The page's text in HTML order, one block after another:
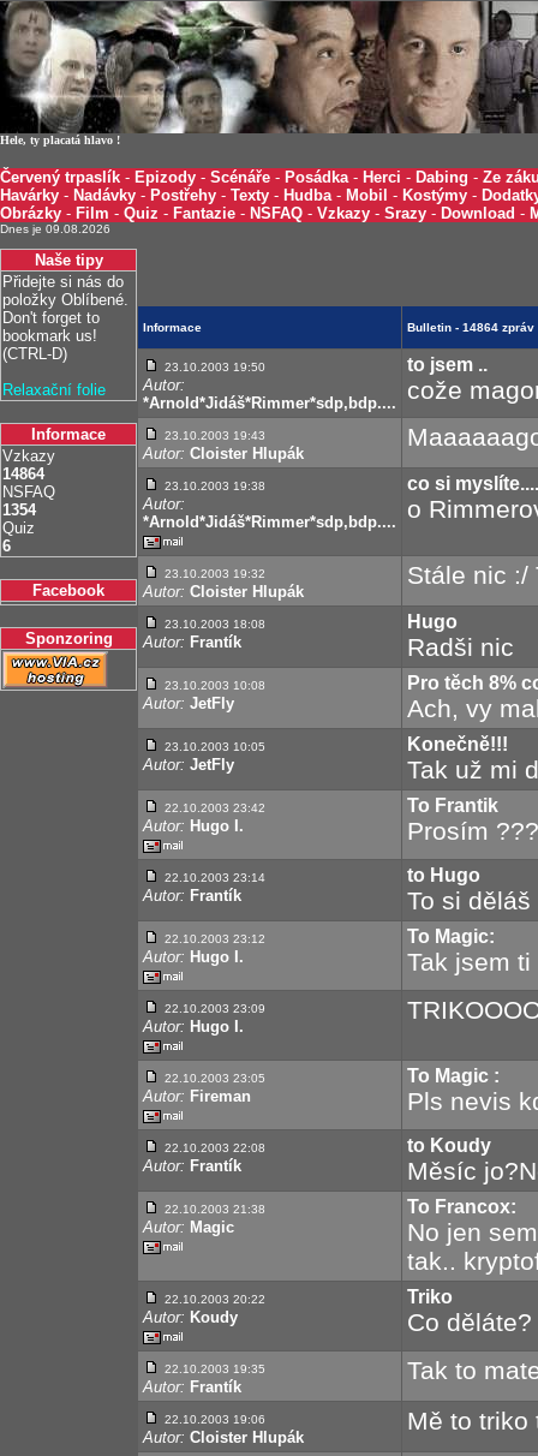
Hele, ty placatá hlavo !
Červený trpaslík - Epizody - Scénáře - Posádka- Herci - Dabing - Ze
Havárky - Nadávky - Postřehy - Texty - Hudba- Mobil - Kostýmy -
Obrázky - Film - Quiz - Fantazie - NSFAQ - Vzkazy - Srazy - Download -
Dnes je 09.08.2026
Naše tipy
Přidejte si nás do
položky Oblíbené.
Don't forget to
bookmark us!
(CTRL-D)
Relaxační folie
Informace
Vzkazy
14864
NSFAQ
1354
Quiz
6
Facebook
Sponzoring
Informace Bulletin - 14864 zpráv
23.10.2003 19:50
Autor:
*Arnold*Jidáš*Rimmer*sdp,bdp....
to jsem ..
cože
23.10.2003 19:43
Autor: Cloister Hlupák
23.10.2003 19:38
Autor:
*Arnold*Jidáš*Rimmer*sdp,bdp....
co si myslíte....
o
23.10.2003 19:32
Autor: Cloister Hlupák
Stále nic :/
23.10.2003 18:08
Autor: Frantík
Hugo
Radši nic
23.10.2003 10:08
Autor: JetFly
Pro těch 8%
Ach, vy
23.10.2003 10:05
Autor: JetFly
Konečně!!!
Tak už mi
22.10.2003 23:42
Autor: Hugo I.
To Frantik
Prosím
22.10.2003 23:14
Autor: Frantík
to Hugo
To si
22.10.2003 23:12
Autor: Hugo I.
To Magic:
Tak jsem
22.10.2003 23:09
Autor: Hugo I.
22.10.2003 23:05
Autor: Fireman
To Magic :
Pls nevis
22.10.2003 22:08
Autor: Frantík
to Koudy
Měsíc
22.10.2003 21:38
Autor: Magic
To Francox:
No jen
tak..
22.10.2003 20:22
Autor: Koudy
Triko
Co
22.10.2003 19:35
Autor: Frantík
Tak to
22.10.2003 19:06
Autor: Cloister Hlupák
Mě to triko